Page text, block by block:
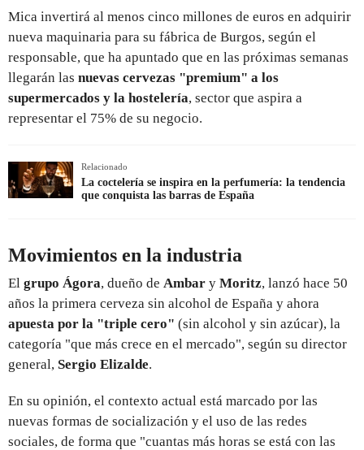
Mica invertirá al menos cinco millones de euros en adquirir
nueva maquinaria para su fábrica de Burgos, según el
responsable, que ha apuntado que en las próximas semanas
llegarán las nuevas cervezas "premium" a los
supermercados y la hostelería, sector que aspira a
representar el 75% de su negocio.
Relacionado
La coctelería se inspira en la perfumería: la tendencia
que conquista las barras de España
Movimientos en la industria
El grupo Ágora, dueño de Ambar y Moritz, lanzó hace 50
años la primera cerveza sin alcohol de España y ahora
apuesta por la "triple cero" (sin alcohol y sin azúcar), la
categoría "que más crece en el mercado", según su director
general, Sergio Elizalde.
En su opinión, el contexto actual está marcado por las
nuevas formas de socialización y el uso de las redes
sociales, de forma que "cuantas más horas se está con las